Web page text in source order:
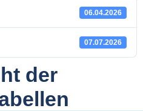
06.04.2026
07.07.2026
der